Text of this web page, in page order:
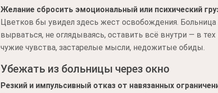
Желание сбросить эмоциональный или психический
Цветков бы увидел здесь жест освобождения.
вырваться, не оглядываясь, оставить всё внутри — в
чужие чувства, застарелые мысли, недожитые обиды.
Убежать из больницы через окно
Резкий и импульсивный отказ от навязанных